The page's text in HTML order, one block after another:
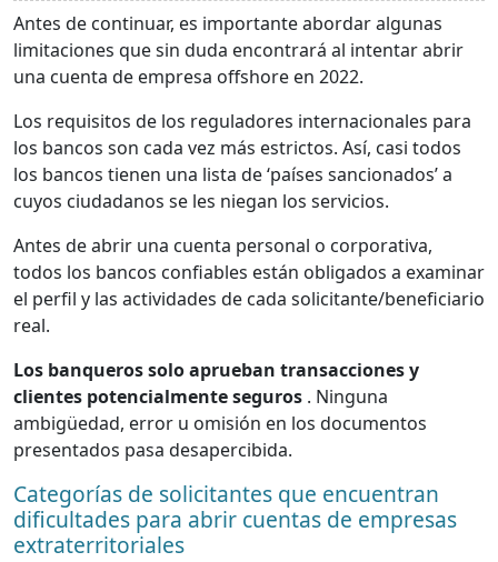
Antes de continuar, es importante abordar algunas
limitaciones que sin duda encontrará al intentar abrir
una cuenta de empresa offshore en 2022.
Los requisitos de los reguladores internacionales para
los bancos son cada vez más estrictos. Así, casi todos
los bancos tienen una lista de ‘países sancionados’ a
cuyos ciudadanos se les niegan los servicios.
Antes de abrir una cuenta personal o corporativa,
todos los bancos confiables están obligados a examinar
el perfil y las actividades de cada solicitante/beneficiario
real.
Los banqueros solo aprueban transacciones y
clientes potencialmente seguros . Ninguna
ambigüedad, error u omisión en los documentos
presentados pasa desapercibida.
Categorías de solicitantes que encuentran
dificultades para abrir cuentas de empresas
extraterritoriales